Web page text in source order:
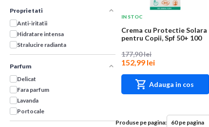
Proprietati
Anti-iritatii
Hidratare intensa
Stralucire radianta
Parfum
Delicat
Fara parfum
Lavanda
Portocale
IN STOC
Crema cu Protectie Solara
pentru Copii, Spf 50+ 100
177,90 lei
152,99 lei
Adauga in cos
Produse pe pagina: